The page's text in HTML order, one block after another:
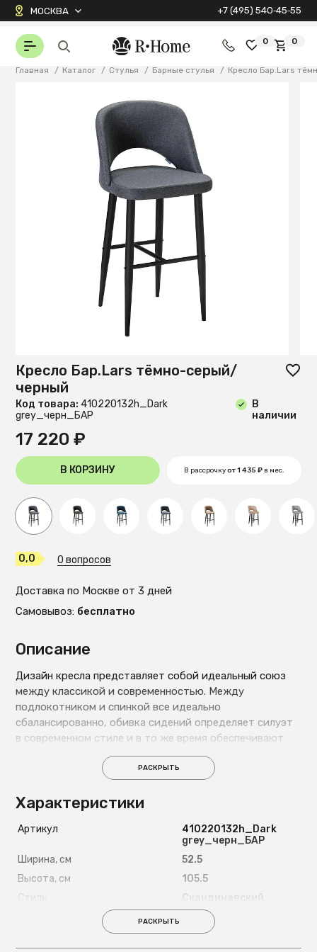
МОСКВА +7 (495) 540‑45‑55
0 0
Главная / Каталог / Стулья / Барные стулья / Кресло Бар.Lars
Описание
Дизайн кресла представляет собой идеальный союз
между классикой и современностью. Между
подлокотником и спинкой все идеально
сбалансированно, обивка сидений определяет силуэт
в современном стиле и в то же время обеспечивают
максимальный комфорт при сидении. Ножки этого
стула очень эргономичны и надежны.
РАСКРЫТЬ
Характеристики
Артикул
410220132h_Dark
grey_черн_БАР
Ширина, см
52.5
Высота, см
105.5
Стиль
Скандинавский
Высота сиденья, см
Максимально допустимая
нагрузка, кг
120
РАСКРЫТЬ
Кресло Бар.Lars тёмно-серый/
черный
Код товара: 410220132h_Dark
grey_черн_БАР
В
наличии
17 220 ₽
В КОРЗИНУ В рассрочкуот 1 435 ₽в мес.
0,0 0 вопросов
Доставка по Москве от 3 дней
Самовывоз: бесплатно